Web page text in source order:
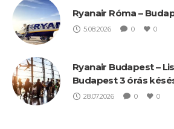
Ryanair Róma –
5.08.2026 0 0
Ryanair Budapest –
Budapest 3 órás
28.07.2026 0 0